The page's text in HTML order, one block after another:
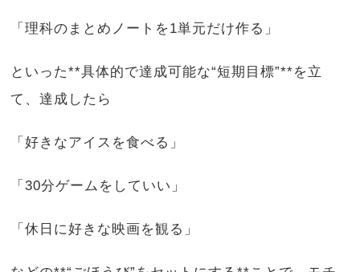
「理科のまとめノートを1単元だけ作る」
といった**具体的で達成可能な“短期目標”**を立
て、達成したら
「好きなアイスを食べる」
「30分ゲームをしていい」
「休日に好きな映画を観る」